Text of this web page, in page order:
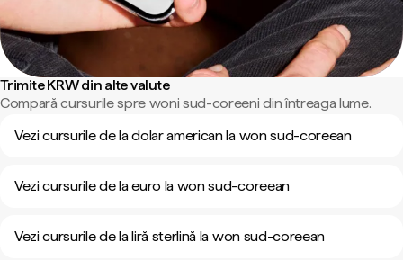
Trimite KRW din alte valute
Compară cursurile spre woni sud-coreeni din întreaga lume.
Vezi cursurile de la dolar american la won sud-coreean
Vezi cursurile de la euro la won sud-coreean
Vezi cursurile de la liră sterlină la won sud-coreean